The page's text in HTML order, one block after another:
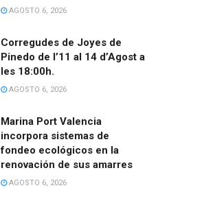
AGOSTO 6, 2026
Corregudes de Joyes de
Pinedo de l’11 al 14 d’Agost a
les 18:00h.
AGOSTO 6, 2026
Marina Port Valencia
incorpora sistemas de
fondeo ecológicos en la
renovación de sus amarres
AGOSTO 6, 2026